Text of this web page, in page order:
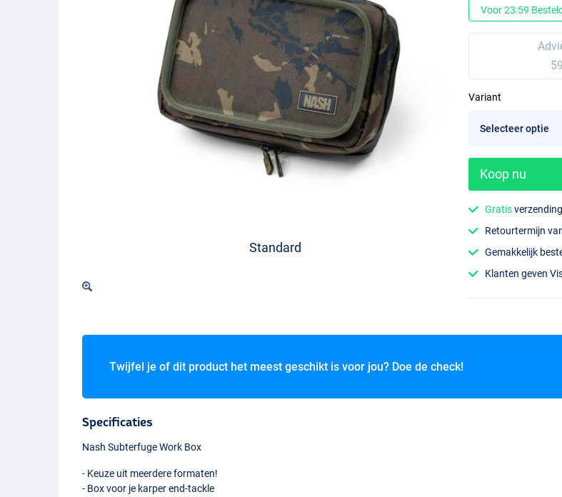
Standard
Voor 23:59
Variant
Koop nu
Gratis
Retourtermijn
Gemakkelijk
Klanten geven
Twijfel je of dit product het meest geschikt is voor jou? Doe de check!
Specificaties
Nash Subterfuge Work Box
- Keuze uit meerdere formaten!
- Box voor je karper end-tackle